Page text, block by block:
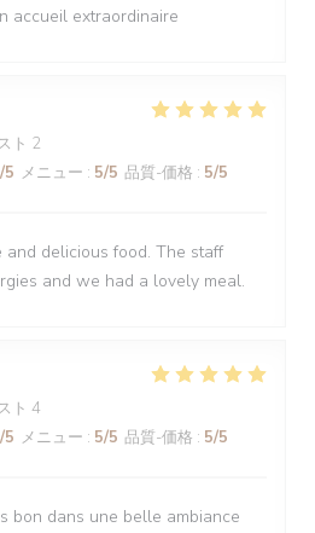
accueil extraordinaire
ト 2
/5 メニュー : 5/5 品質-価格 : 5/5
and delicious food. The staff
and we had a lovely meal.
ト 4
/5 メニュー : 5/5 品質-価格 : 5/5
bon dans une belle ambiance